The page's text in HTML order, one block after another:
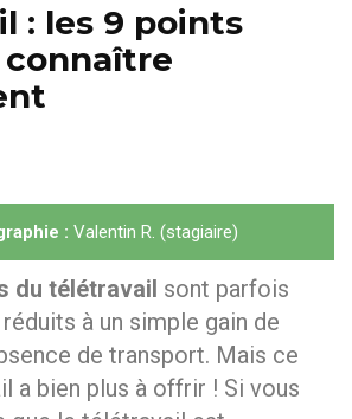
: les 9 points
: Valentin R. (stagiaire)
du télétravail sont parfois
à un simple gain de
de transport. Mais ce
a bien plus à offrir ! Si vous